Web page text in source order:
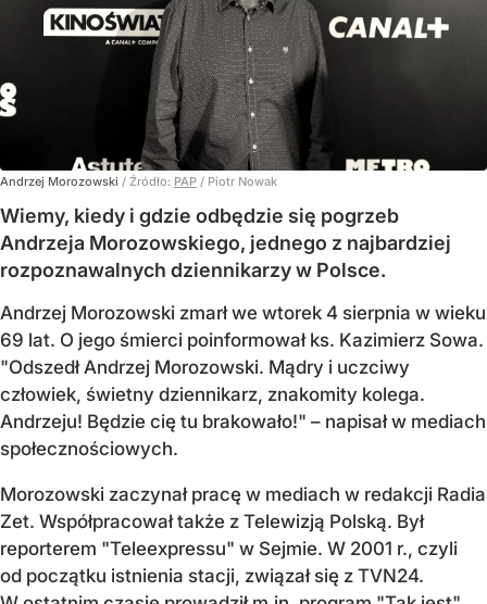
Andrzej Morozowski / Źródło: PAP / Piotr Nowak
Wiemy, kiedy i gdzie odbędzie się pogrzeb
Andrzeja Morozowskiego, jednego z najbardziej
rozpoznawalnych dziennikarzy w Polsce.
Andrzej Morozowski zmarł we wtorek 4 sierpnia w wieku
69 lat. O jego śmierci poinformował ks. Kazimierz Sowa.
"Odszedł Andrzej Morozowski. Mądry i uczciwy
człowiek, świetny dziennikarz, znakomity kolega.
Andrzeju! Będzie cię tu brakowało!" – napisał w mediach
społecznościowych.
Morozowski zaczynał pracę w mediach w redakcji Radia
Zet. Współpracował także z Telewizją Polską. Był
reporterem "Teleexpressu" w Sejmie. W 2001 r., czyli
od początku istnienia stacji, związał się z TVN24.